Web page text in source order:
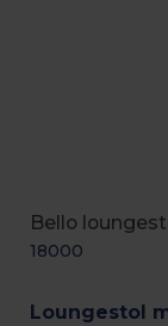
Bello
18000
Loungestol